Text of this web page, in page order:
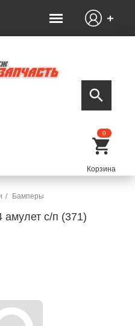
0
Бамперы
с/п (371)